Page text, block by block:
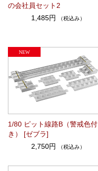
の会社員セット2
1,485円
（税込み）
1/80 ピット線路B（警戒色付
き） [ゼブラ]
2,750円
（税込み）